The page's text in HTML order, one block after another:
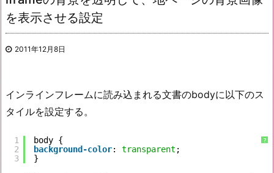
を表示させる設定
2011年12月8日
インラインフレームに読み込まれる文書のbodyに以下のス
タイルを設定する。
?
1
2
3
body {
background-color: transparent ;
}